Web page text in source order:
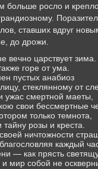
росло и
ставших вдруг
до дрожи.
вечно царствует зима.
горе от ума.
пустых анабиоз
стеклянному от
ужас смертной маеты,
свои бессмертные
только темнота,
розы и креста.
ничтожности
каждый
— как прясть
мир собой не